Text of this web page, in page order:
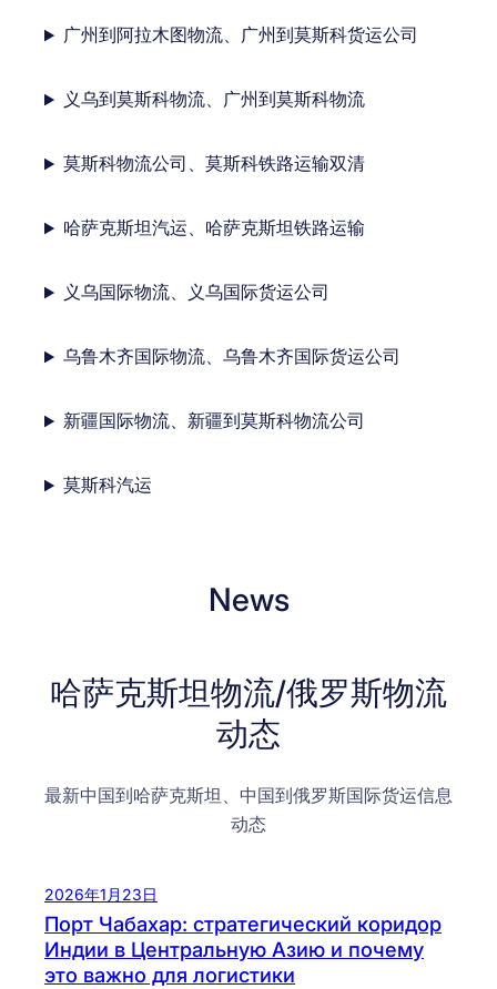
广州到阿拉木图物流、广州到莫斯科货运公司
义乌到莫斯科物流、广州到莫斯科物流
莫斯科物流公司、莫斯科铁路运输双清
哈萨克斯坦汽运、哈萨克斯坦铁路运输
义乌国际物流、义乌国际货运公司
乌鲁木齐国际物流、乌鲁木齐国际货运公司
新疆国际物流、新疆到莫斯科物流公司
莫斯科汽运
News
哈萨克斯坦物流/俄罗斯物流
动态
最新中国到哈萨克斯坦、中国到俄罗斯国际货运信息
动态
2026年1月23日
Порт Чабахар: стратегический коридор
Индии в Центральную Азию и почему
это важно для логистики